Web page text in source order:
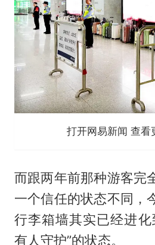
打开网易新闻 查看
而跟两年前那种游客完
一个信任的状态不同，
行李箱墙其实已经进化
有人守护”的状态。